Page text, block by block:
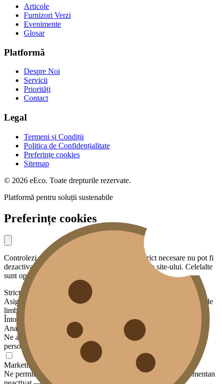
Articole
Furnizori Verzi
Evenimente
Glosar
Platformă
Despre Noi
Servicii
Priorități
Contact
Legal
Termeni și Condiții
Politica de Confidențialitate
Preferințe cookies
Sitemap
© 2026 eEco. Toate drepturile rezervate.
Platformă pentru soluții sustenabile
Preferințe cookies
Controlezi ce date partajezi cu noi. Cookies strict necesare nu pot fi
dezactivate — sunt esențiale pentru funcționarea site-ului. Celelalte
sunt opționale.
Strict necesare
Asigură funcționalități de bază: securitate, sesiunea ta, preferința de
limbă.
Întotdeauna activ
Analiză
Ne ajută să înțelegem cum este folosit site-ul, fără a te identifica
personal. Datele sunt agregate și anonimizate.
Marketing
Ne permite să afișăm conținut relevant pe alte platforme. Momentan